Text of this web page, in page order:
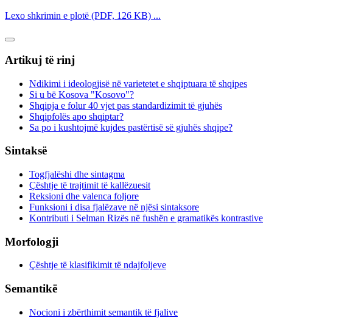
Lexo shkrimin e plotë (PDF, 126 KB) ...
Artikuj të rinj
Ndikimi i ideologjisë në varietetet e shqiptuara të shqipes
Si u bë Kosova "Kosovo"?
Shqipja e folur 40 vjet pas standardizimit të gjuhës
Shqipfolës apo shqiptar?
Sa po i kushtojmë kujdes pastërtisë së gjuhës shqipe?
Sintaksë
Togfjalëshi dhe sintagma
Çështje të trajtimit të kallëzuesit
Reksioni dhe valenca foljore
Funksioni i disa fjalëzave në njësi sintaksore
Kontributi i Selman Rizës në fushën e gramatikës kontrastive
Morfologji
Çështje të klasifikimit të ndajfoljeve
Semantikë
Nocioni i zbërthimit semantik të fjalive